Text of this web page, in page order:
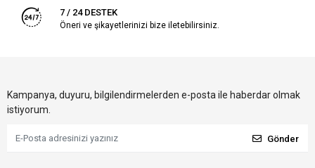
7 / 24 DESTEK
Öneri ve şikayetlerinizi bize iletebilirsiniz.
Kampanya, duyuru, bilgilendirmelerden e-posta ile haberdar olmak
istiyorum.
Gönder